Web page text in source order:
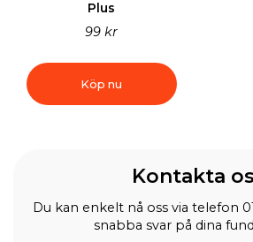
Plus
99 kr
Köp nu
Kontakta
Du kan enkelt nå oss via telefon
snabba svar på dina